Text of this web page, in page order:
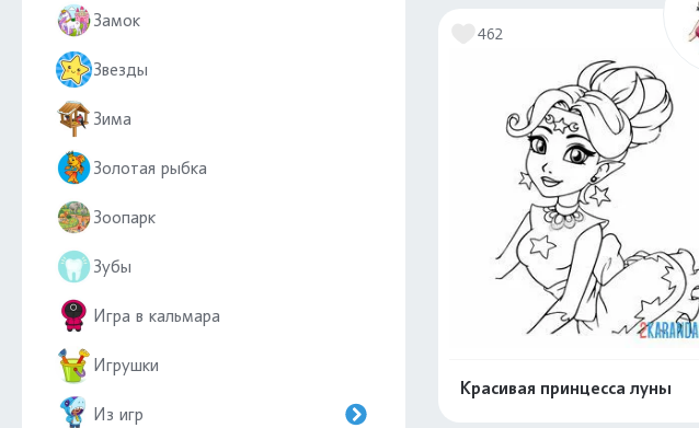
Замок
Звезды
Зима
Золотая рыбка
Зоопарк
Зубы
Игра в кальмара
Игрушки
Из игр
462
Красивая принцесса луны